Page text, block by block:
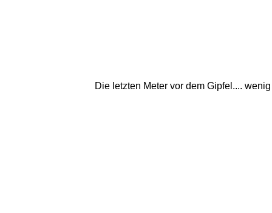
Die letzten Meter vor dem Gipfel....